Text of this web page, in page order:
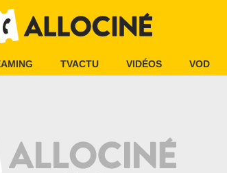
TVACTU VIDÉOS VOD